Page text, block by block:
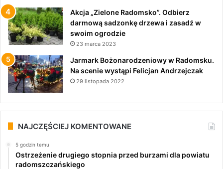
Akcja „Zielone Radomsko”. Odbierz
darmową sadzonkę drzewa i zasadź w
swoim ogrodzie
23 marca 2023
Jarmark Bożonarodzeniowy w Radomsku.
Na scenie wystąpi Felicjan Andrzejczak
29 listopada 2022
NAJCZĘŚCIEJ KOMENTOWANE
5 godzin temu
Ostrzeżenie drugiego stopnia przed burzami dla powiatu
radomszczańskiego